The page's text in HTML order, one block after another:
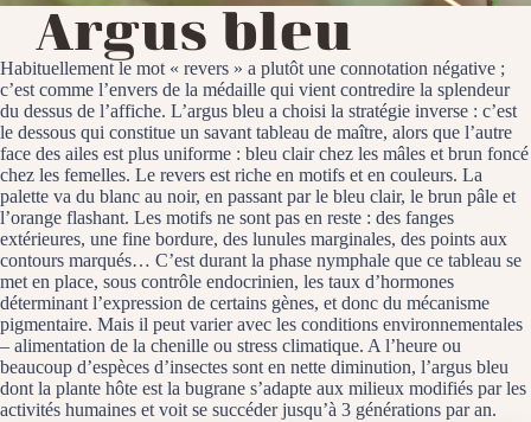
Argus bleu
Habituellement le mot « revers » a plutôt une connotation négative ;
c’est comme l’envers de la médaille qui vient contredire la splendeur
du dessus de l’affiche. L’argus bleu a choisi la stratégie inverse : c’est
le dessous qui constitue un savant tableau de maître, alors que l’autre
face des ailes est plus uniforme : bleu clair chez les mâles et brun foncé
chez les femelles. Le revers est riche en motifs et en couleurs. La
palette va du blanc au noir, en passant par le bleu clair, le brun pâle et
l’orange flashant. Les motifs ne sont pas en reste : des fanges
extérieures, une fine bordure, des lunules marginales, des points aux
contours marqués… C’est durant la phase nymphale que ce tableau se
met en place, sous contrôle endocrinien, les taux d’hormones
déterminant l’expression de certains gènes, et donc du mécanisme
pigmentaire. Mais il peut varier avec les conditions environnementales
– alimentation de la chenille ou stress climatique. A l’heure ou
beaucoup d’espèces d’insectes sont en nette diminution, l’argus bleu
dont la plante hôte est la bugrane s’adapte aux milieux modifiés par les
activités humaines et voit se succéder jusqu’à 3 générations par an.